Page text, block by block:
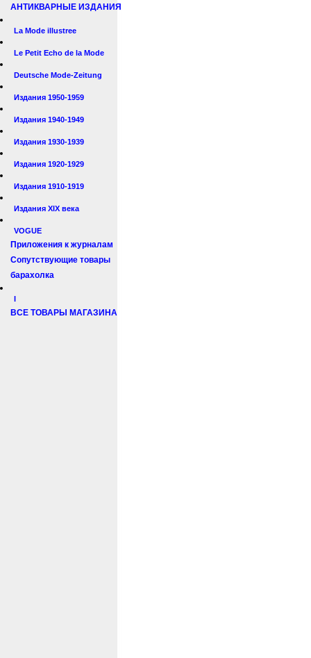
АНТИКВАРНЫЕ ИЗДАНИЯ
La Mode illustree
Le Petit Echo de la Mode
Deutsche Mode-Zeitung
Издания 1950-1959
Издания 1940-1949
Издания 1930-1939
Издания 1920-1929
Издания 1910-1919
Издания XIX века
VOGUE
Приложения к журналам
Сопутствующие товары
барахолка
I
ВСЕ ТОВАРЫ МАГАЗИНА